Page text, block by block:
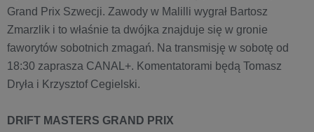
Grand Prix Szwecji. Zawody w Malilli wygrał Bartosz
Zmarzlik i to właśnie ta dwójka znajduje się w gronie
faworytów sobotnich zmagań. Na transmisję w sobotę od
18:30 zaprasza CANAL+. Komentatorami będą Tomasz
Dryła i Krzysztof Cegielski.
DRIFT MASTERS GRAND PRIX